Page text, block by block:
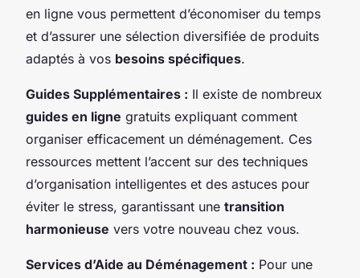
en ligne vous permettent d’économiser du temps
et d’assurer une sélection diversifiée de produits
adaptés à vos besoins spécifiques.
Guides Supplémentaires : Il existe de nombreux
guides en ligne gratuits expliquant comment
organiser efficacement un déménagement. Ces
ressources mettent l’accent sur des techniques
d’organisation intelligentes et des astuces pour
éviter le stress, garantissant une transition
harmonieuse vers votre nouveau chez vous.
Services d’Aide au Déménagement : Pour une